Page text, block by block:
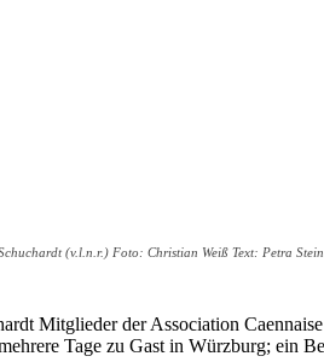
(v.l.n.r.) Foto: Christian Weiß Text: Petra
Mitglieder der Association
Tage zu Gast in Würzburg; ein